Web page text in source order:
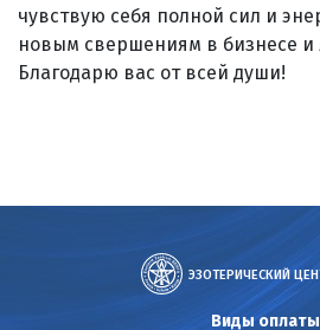
чувствую себя полной сил и
новым свершениям в бизнесе и
Благодарю вас от всей души!
ЭЗОТЕРИЧЕСКИЙ
Виды оплаты